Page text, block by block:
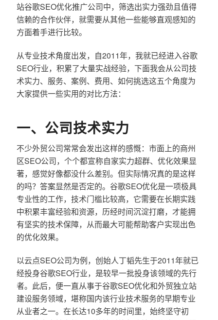
站谷歌SEO优化推广公司中，筛选出实力强劲且值得
信赖的合作伙伴，就需要从其他一些能够直观感知的
方面着手进行比较。
从专业技术角度出发，自2011年，我就已经进入谷歌
SEO行业，积累了大量实战经验，下面我会从公司技
术实力、服务、案例、费用、如何挑选这五个角度为
大家提供一些实用的对比方法：
一、公司技术实力
不少外贸公司常常会发出这样的感慨：市面上的商州
区SEO公司，个个都宣称自家实力超群、优化效果显
著，感觉好像都没什么差别。但实际情况真的是这样
的吗？答案显然是否定的。谷歌SEO优化是一项极具
专业性的工作，技术门槛比较高，它需要在长期实践
中积累丰富经验和资源，历经时间沉淀打磨，才能拥
有坚实的技术保障，从而最大可能帮助客户实现出色
的优化效果。
以云点SEO公司为例，创始人丁韬先生于2011年就已
经投身谷歌SEO行业，是较早一批投身该领域的先行
者。此后，便一直从事于谷歌SEO优化和外贸独立站
建设服务领域，堪称国内该行业技术服务的早期专业
从业者之一。在长达10多年的时间里，始终坚守初